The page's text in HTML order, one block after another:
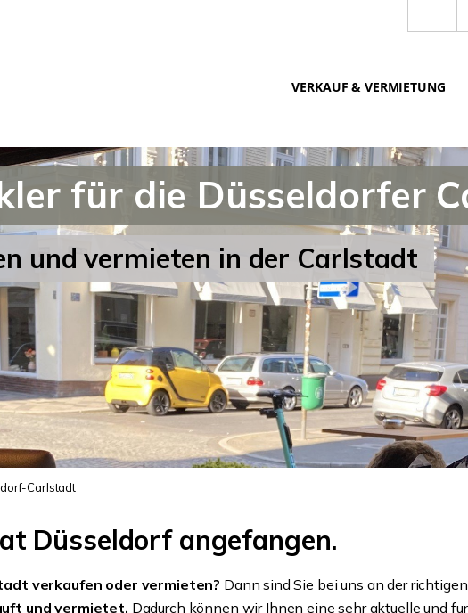
VERKAUF & VERMIETUNG
für die Düsseldorfer
und vermieten in der Carlstadt
Carlstadt
Düsseldorf angefangen.
verkaufen oder vermieten? Dann sind Sie bei uns an der
und vermietet. Dadurch können wir Ihnen eine sehr aktuelle und